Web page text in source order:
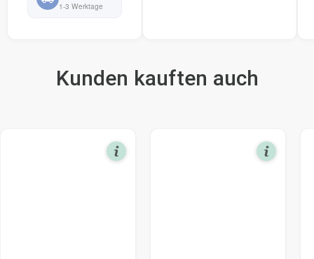
1-3 Werktage
Kunden kauften auch